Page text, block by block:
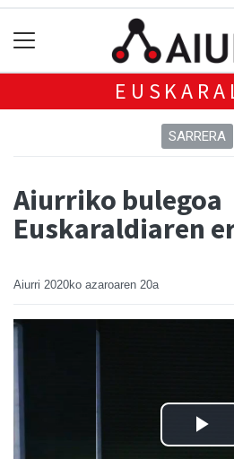
SARRERA
Aiurriko bulegoa
Euskaraldiaren
Aiurri 2020ko azaroaren 20a